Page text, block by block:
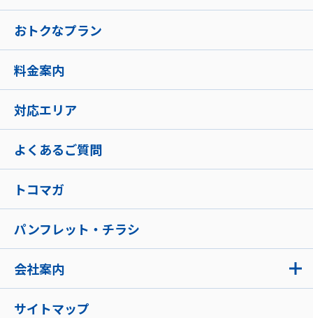
おトクなプラン
料金案内
対応エリア
よくあるご質問
トコマガ
パンフレット・チラシ
会社案内
サイトマップ